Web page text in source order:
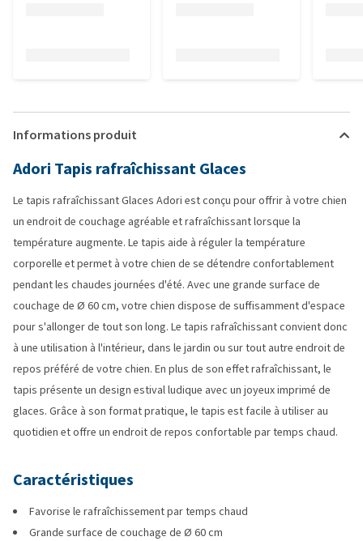
Informations produit
Adori Tapis rafraîchissant Glaces
Le tapis rafraîchissant Glaces Adori est conçu pour offrir à votre chien
un endroit de couchage agréable et rafraîchissant lorsque la
température augmente. Le tapis aide à réguler la température
corporelle et permet à votre chien de se détendre confortablement
pendant les chaudes journées d'été. Avec une grande surface de
couchage de Ø 60 cm, votre chien dispose de suffisamment d'espace
pour s'allonger de tout son long. Le tapis rafraîchissant convient donc
à une utilisation à l'intérieur, dans le jardin ou sur tout autre endroit de
repos préféré de votre chien. En plus de son effet rafraîchissant, le
tapis présente un design estival ludique avec un joyeux imprimé de
glaces. Grâce à son format pratique, le tapis est facile à utiliser au
quotidien et offre un endroit de repos confortable par temps chaud.
Caractéristiques
Favorise le rafraîchissement par temps chaud
Grande surface de couchage de Ø 60 cm